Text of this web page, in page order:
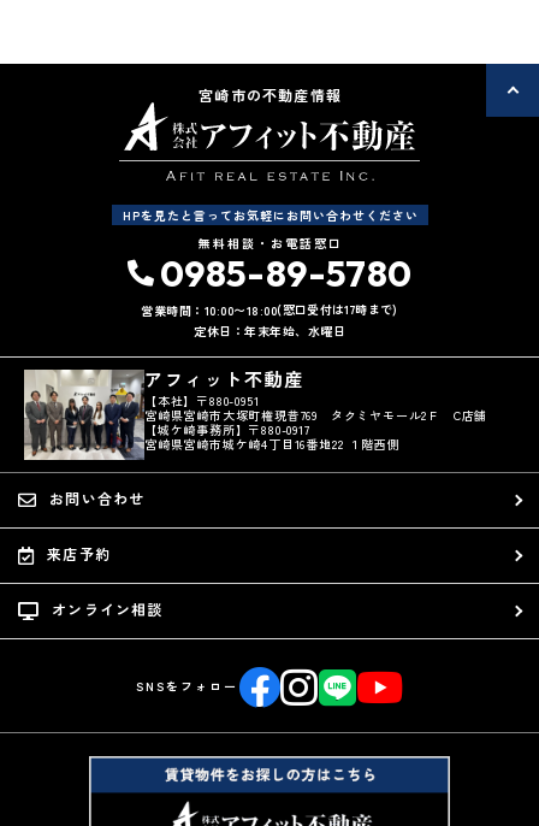
宮崎市の不動産情報
HPを見たと言ってお気軽にお問い合わせください
無料相談・お電話窓口
0985-89-5780
営業時間：10:00〜18:00(窓口受付は17時まで)
定休日：年末年始、水曜日
アフィット不動産
【本社】〒880-0951
宮崎県宮崎市大塚町権現昔769 タクミヤモール2Ｆ C店舗
【城ケ崎事務所】〒880-0917
宮崎県宮崎市城ケ崎4丁目16番地22 １階西側
お問い合わせ
来店予約
オンライン相談
SNSをフォロー